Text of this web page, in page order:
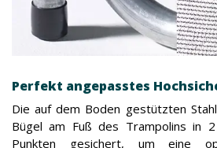
Perfekt angepasstes
Die auf dem Boden gestützten
Bügel am Fuß des Trampolins in 2
Punkten gesichert, um eine